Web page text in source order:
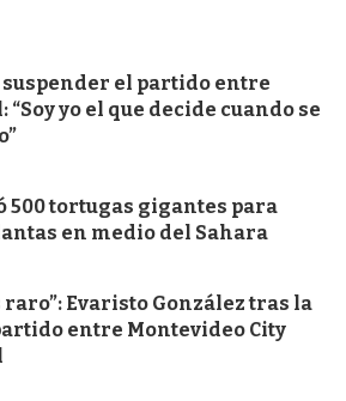
suspender el partido entre
“Soy yo el que decide cuando se
500 tortugas gigantes para
en medio del Sahara
raro”: Evaristo González tras la
entre Montevideo City